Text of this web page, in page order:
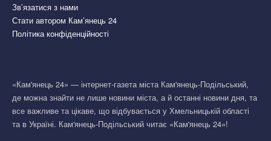
Зв’язатися з нами
Стати автором Кам’янець 24
Політика конфіденційності
«Кам'янець 24» — інтернет-газета міста Кам'янець-Подільський,
де можна знайти не лише новини міста, а й останні новини дня, та
все важливе та цікаве, що відбувається у Хмельницькій області
та в Україні. Кам'янець-Подільський читає «Кам'янець 24»!